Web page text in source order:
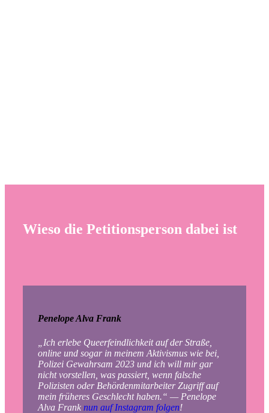
Wieso die Petitionsperson dabei ist
Penelope Alva Frank
„Ich erlebe Queerfeindlichkeit auf der Straße,
online und sogar in meinem Aktivismus wie bei,
Polizei Gewahrsam 2023 und ich will mir gar
nicht vorstellen, was passiert, wenn falsche
Polizisten oder Behördenmitarbeiter Zugriff auf
mein früheres Geschlecht haben.“ — Penelope
Alva Frank nun auf Instagram folgen!